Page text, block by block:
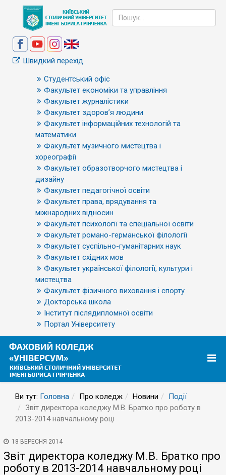
Швидкий перехід
Студентський офіс
Факультет економіки та управління
Факультет журналістики
Факультет здоров’я людини
Факультет інформаційних технологій та
математики
Факультет музичного мистецтва і
хореографії
Факультет образотворчого мистецтва і
дизайну
Факультет педагогічної освіти
Факультет права, врядування та
міжнародних відносин
Факультет психології та спеціальної освіти
Факультет романо-германської філології
Факультет суспільно-гуманітарних наук
Факультет східних мов
Факультет української філології, культури і
мистецтва
Факультет фізичного виховання і спорту
Докторська школа
Інститут післядипломної освіти
Портал Університету
Ви тут: Головна Про коледж Новини
Події
Звіт директора коледжу М.В. Братко про роботу в
2013-2014 навчальному році
18 ВЕРЕСНЯ 2014
Звіт директора коледжу М.В. Братко про
роботу в 2013-2014 навчальному році